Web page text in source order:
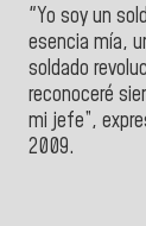
"Yo soy un
esencia mía,
soldado
reconoceré
mi jefe”,
2009.